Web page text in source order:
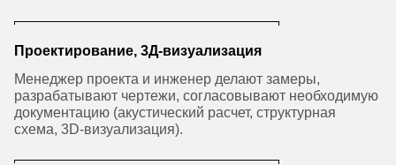
Проектирование, 3Д-визуализация
Менеджер проекта и инженер делают замеры,
разрабатывают чертежи, согласовывают необходимую
документацию (акустический расчет, структурная
схема, 3D-визуализация).